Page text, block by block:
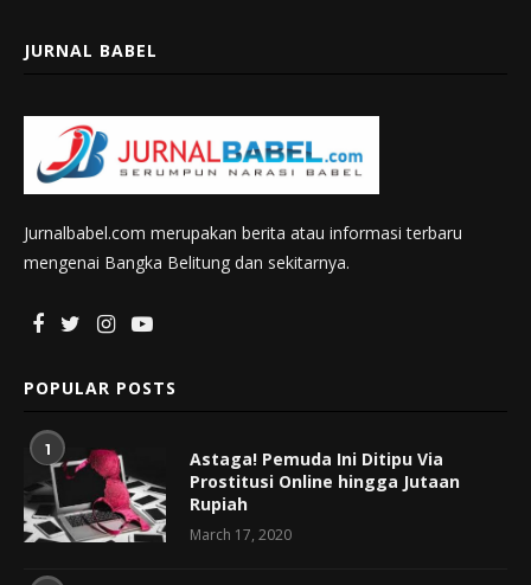
JURNAL BABEL
Jurnalbabel.com merupakan berita atau informasi terbaru
mengenai Bangka Belitung dan sekitarnya.
POPULAR POSTS
1
Astaga! Pemuda Ini Ditipu Via
Prostitusi Online hingga Jutaan
Rupiah
March 17, 2020